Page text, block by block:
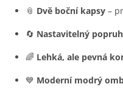
📎 Dvě boční kapsy –
🔄 Nastavitelný popruh
🌈 Lehká, ale pevná
💙 Moderní modrý